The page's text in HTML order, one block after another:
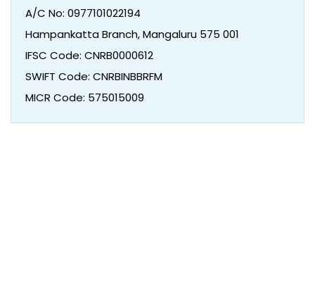
A/C No: 0977101022194
Hampankatta Branch, Mangaluru 575 001
IFSC Code: CNRB0000612
SWIFT Code: CNRBINBBRFM
MICR Code: 575015009